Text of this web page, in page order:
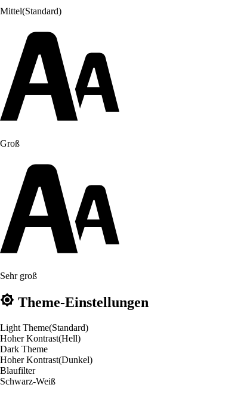
Mittel(Standard)
Groß
Sehr groß
Theme-Einstellungen
Light Theme(Standard)
Hoher Kontrast(Hell)
Dark Theme
Hoher Kontrast(Dunkel)
Blaufilter
Schwarz-Weiß